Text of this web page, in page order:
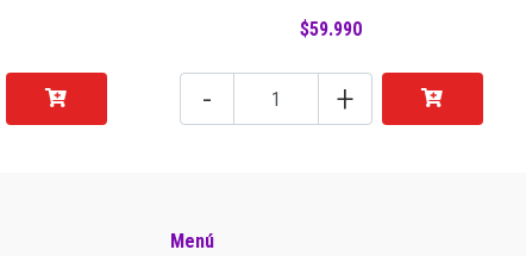
$59.990
- +
Menú